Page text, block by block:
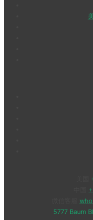
5777 Baum